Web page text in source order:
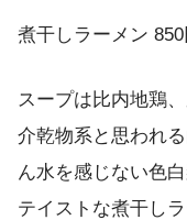
煮干しラーメン 850
スープは比内地鶏
介乾物系と思われ
ん水を感じない色
テイストな煮干しラ